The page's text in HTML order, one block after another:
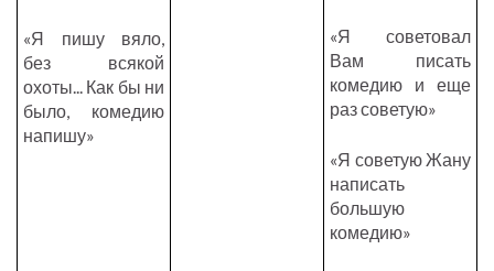
«Я пишу вяло,
без всякой
охоты... Как бы ни
было, комедию
напишу»
«Я советовал
Вам писать
комедию и еще
раз советую»
«Я советую Жану
написать
большую
комедию»